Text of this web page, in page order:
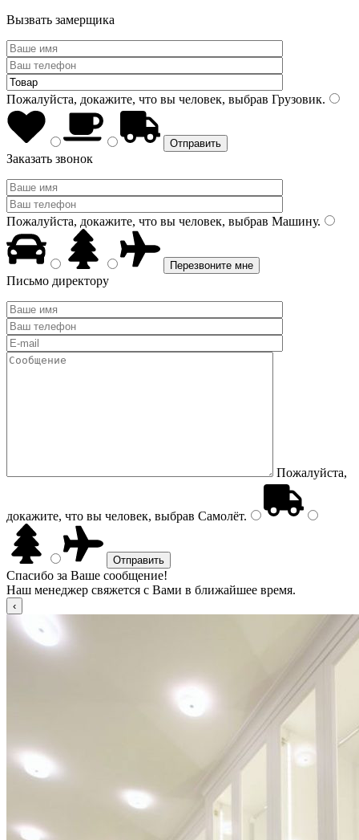
Вызвать замерщика
Пожалуйста, докажите, что вы человек, выбрав Грузовик.
Заказать звонок
Пожалуйста, докажите, что вы человек, выбрав Машину.
Письмо директору
Пожалуйста,
докажите, что вы человек, выбрав Самолёт.
Спасибо за Ваше сообщение!
Наш менеджер свяжется с Вами в ближайшее время.